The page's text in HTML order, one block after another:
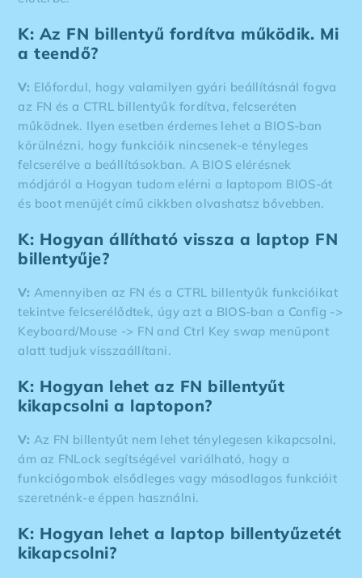
K: Az FN billentyű fordítva működik. Mi
a teendő?
V: Előfordul, hogy valamilyen gyári beállításnál fogva
az FN és a CTRL billentyűk fordítva, felcseréten
működnek. Ilyen esetben érdemes lehet a BIOS-ban
körülnézni, hogy funkcióik nincsenek-e tényleges
felcserélve a beállításokban. A BIOS elérésnek
módjáról a Hogyan tudom elérni a laptopom BIOS-át
és boot menüjét című cikkben olvashatsz bővebben.
K: Hogyan állítható vissza a laptop FN
billentyűje?
V: Amennyiben az FN és a CTRL billentyűk funkcióikat
tekintve felcserélődtek, úgy azt a BIOS-ban a Config ->
Keyboard/Mouse -> FN and Ctrl Key swap menüpont
alatt tudjuk visszaállítani.
K: Hogyan lehet az FN billentyűt
kikapcsolni a laptopon?
V: Az FN billentyűt nem lehet ténylegesen kikapcsolni,
ám az FNLock segítségével variálható, hogy a
funkciógombok elsődleges vagy másodlagos funkcióit
szeretnénk-e éppen használni.
K: Hogyan lehet a laptop billentyűzetét
kikapcsolni?